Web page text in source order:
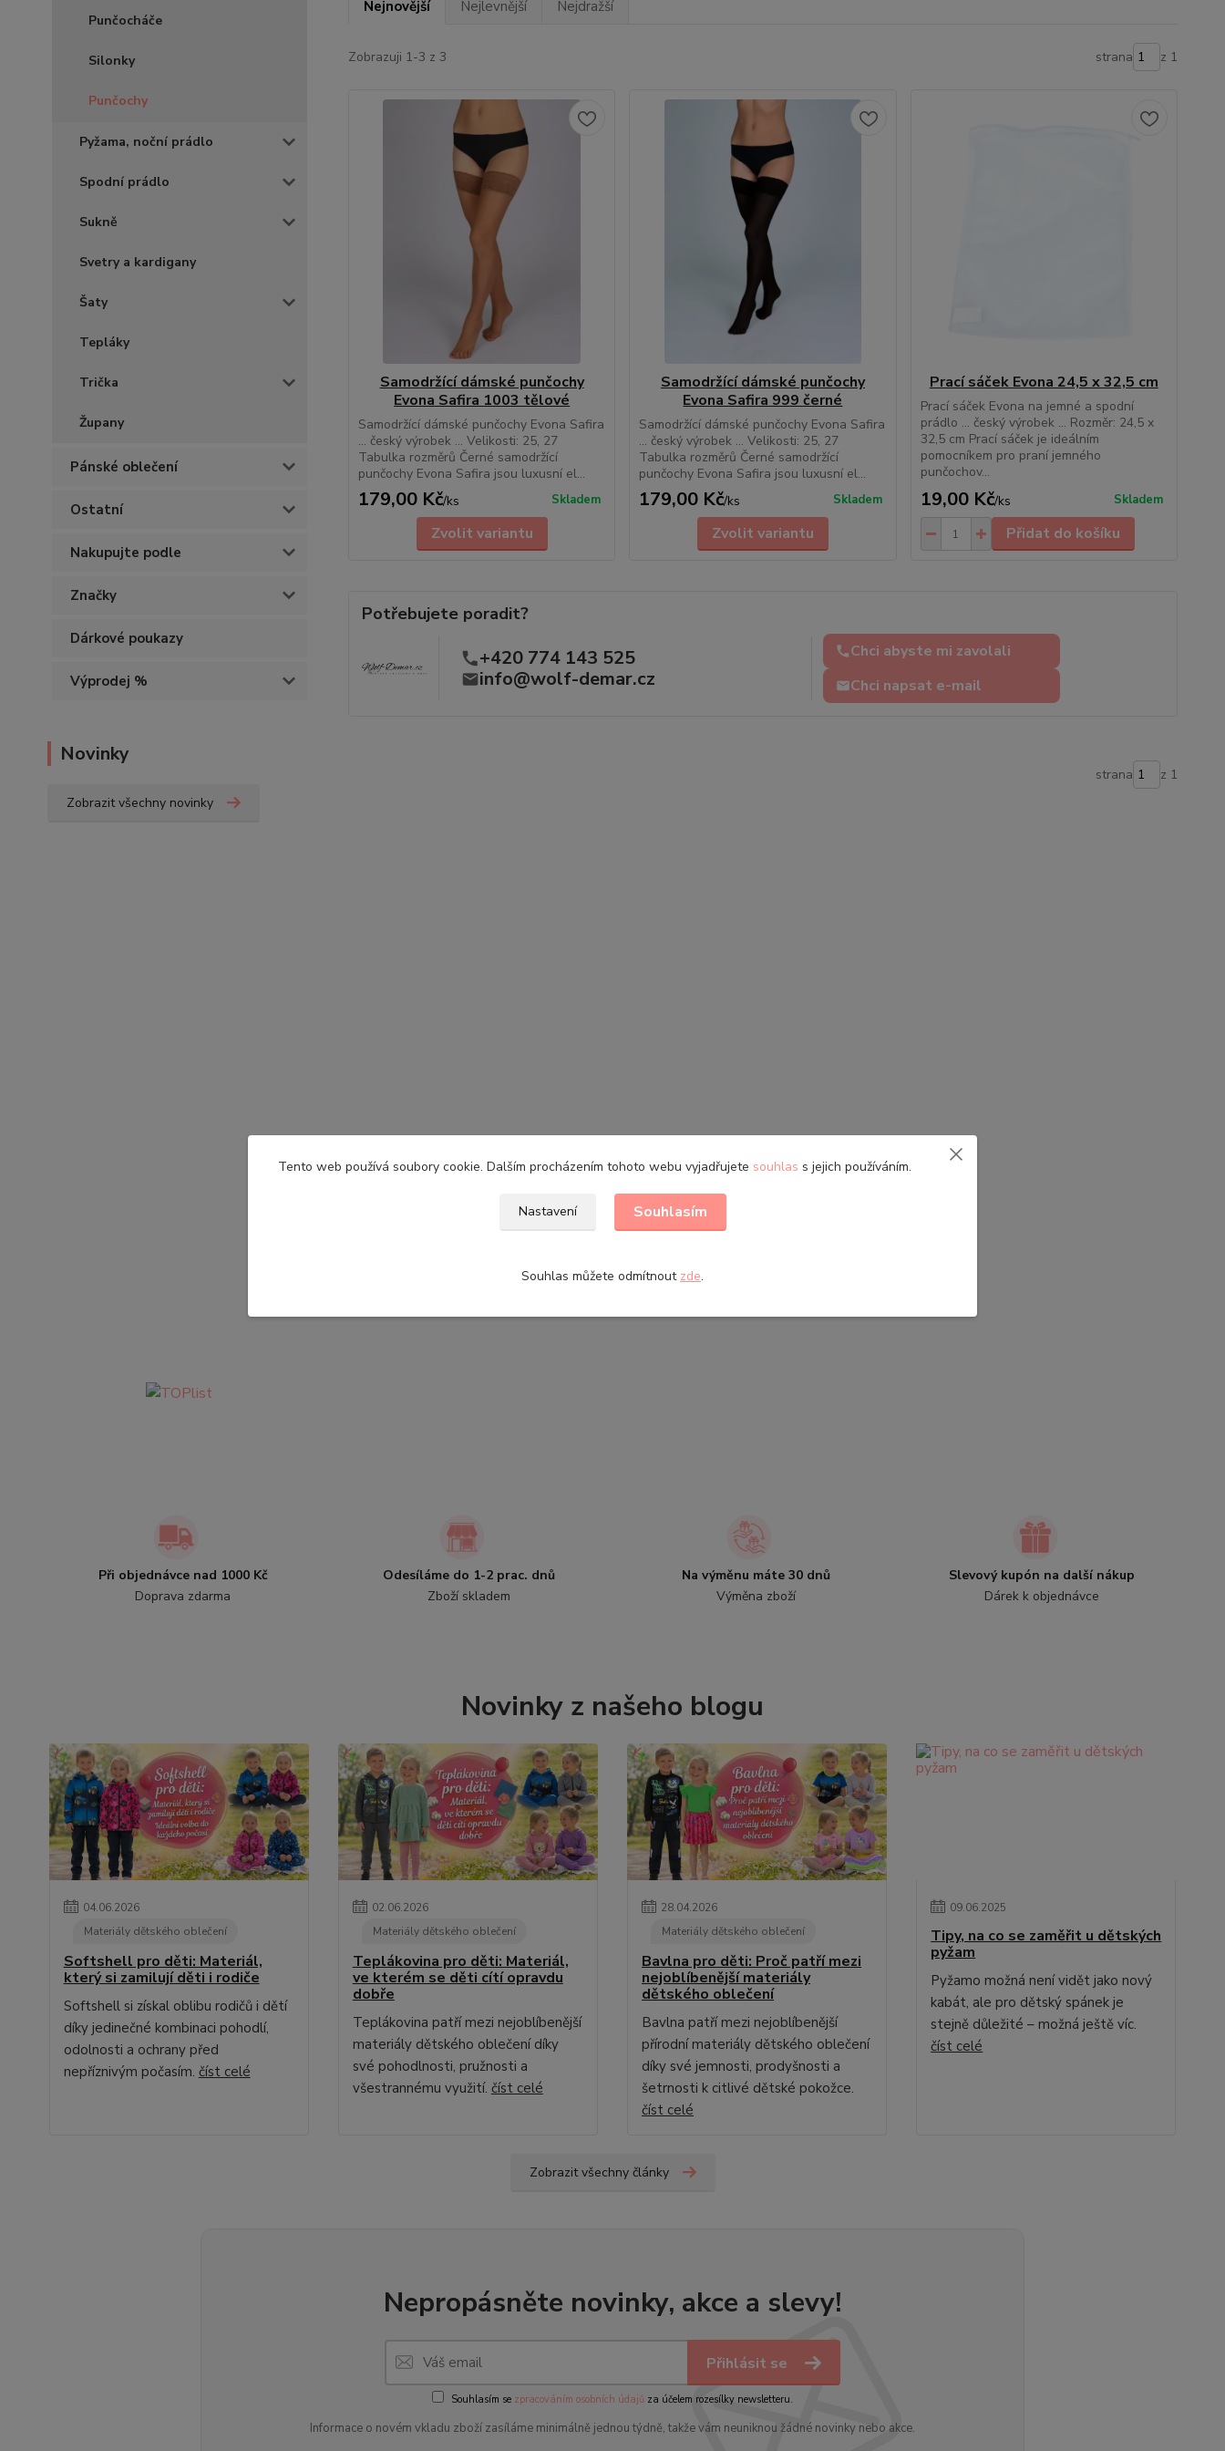
Punčocháče
Silonky
Punčochy
Pyžama, noční prádlo
Spodní prádlo
Sukně
Svetry a kardigany
Šaty
Tepláky
Trička
Župany
Pánské oblečení
Ostatní
Nakupujte podle
Značky
Dárkové poukazy
Výprodej %
Novinky
Zobrazit všechny novinky
Nejnovější Nejlevnější Nejdražší
Zobrazuji 1-3 z 3 strana z 1
Samodržící dámské punčochy
Evona Safira 1003 tělové
Samodržící dámské punčochy Evona Safira
... český výrobek ... Velikosti: 25, 27
Tabulka rozměrů Černé samodržící
punčochy Evona Safira jsou luxusní el...
179,00 Kč/ks Skladem
Zvolit variantu
Samodržící dámské punčochy
Evona Safira 999 černé
Samodržící dámské punčochy Evona Safira
... český výrobek ... Velikosti: 25, 27
Tabulka rozměrů Černé samodržící
punčochy Evona Safira jsou luxusní el...
179,00 Kč/ks Skladem
Zvolit variantu
Prací sáček Evona 24,5 x 32,5 cm
Prací sáček Evona na jemné a spodní
prádlo ... český výrobek ... Rozměr: 24,5 x
32,5 cm Prací sáček je ideálním
pomocníkem pro praní jemného
punčochov...
19,00 Kč/ks Skladem
Přidat do košíku
Potřebujete poradit?
+420 774 143 525
info@wolf-demar.cz
Chci abyste mi zavolali
Chci napsat e-mail
strana z 1
Při objednávce nad 1000 Kč
Doprava zdarma
Odesíláme do 1-2 prac. dnů
Zboží skladem
Na výměnu máte 30 dnů
Výměna zboží
Slevový kupón na další nákup
Dárek k objednávce
Novinky z našeho blogu
04.06.2026
Materiály dětského oblečení
Softshell pro děti: Materiál,
který si zamilují děti i rodiče
Softshell si získal oblibu rodičů i dětí
díky jedinečné kombinaci pohodlí,
odolnosti a ochrany před
nepříznivým počasím. číst celé
02.06.2026
Materiály dětského oblečení
Teplákovina pro děti: Materiál,
ve kterém se děti cítí opravdu
dobře
Teplákovina patří mezi nejoblíbenější
materiály dětského oblečení díky
své pohodlnosti, pružnosti a
všestrannému využití. číst celé
28.04.2026
Materiály dětského oblečení
Bavlna pro děti: Proč patří mezi
nejoblíbenější materiály
dětského oblečení
Bavlna patří mezi nejoblíbenější
přírodní materiály dětského oblečení
díky své jemnosti, prodyšnosti a
šetrnosti k citlivé dětské pokožce.
číst celé
09.06.2025
Tipy, na co se zaměřit u dětských
pyžam
Pyžamo možná není vidět jako nový
kabát, ale pro dětský spánek je
stejně důležité – možná ještě víc.
číst celé
Zobrazit všechny články
Nepropásněte novinky, akce a slevy!
Přihlásit se
Souhlasím se zpracováním osobních údajů za účelem rozesílky newsletteru.
Informace o novém vkladu zboží zasíláme minimálně jednou týdně, takže vám neuniknou žádné novinky nebo akce.
Tento web používá soubory cookie. Dalším procházením tohoto webu vyjadřujete souhlas s jejich používáním.
Nastavení Souhlasím
Souhlas můžete odmítnout zde.